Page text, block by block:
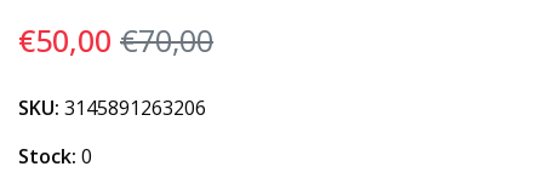
€50,00 €70,00
SKU: 3145891263206
Stock: 0